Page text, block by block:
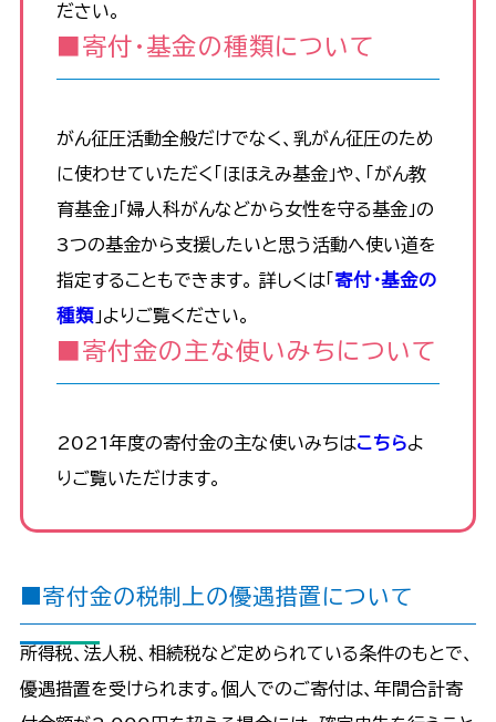
ださい。
■寄付・基金の種類について
がん征圧活動全般だけでなく、乳がん征圧のため
に使わせていただく「ほほえみ基金」や、「がん教
育基金」「婦人科がんなどから女性を守る基金」の
3つの基金から支援したいと思う活動へ使い道を
指定することもできます。 詳しくは「 寄付・基金の
種類 」よりご覧ください。
■寄付金の主な使いみちについて
2021年度の寄付金の主な使いみちはこちらよ
りご覧いただけます。
■寄付金の税制上の優遇措置について
所得税、法人税、相続税など定められている条件のもとで、
優遇措置を受けられます。個人でのご寄付は、年間合計寄